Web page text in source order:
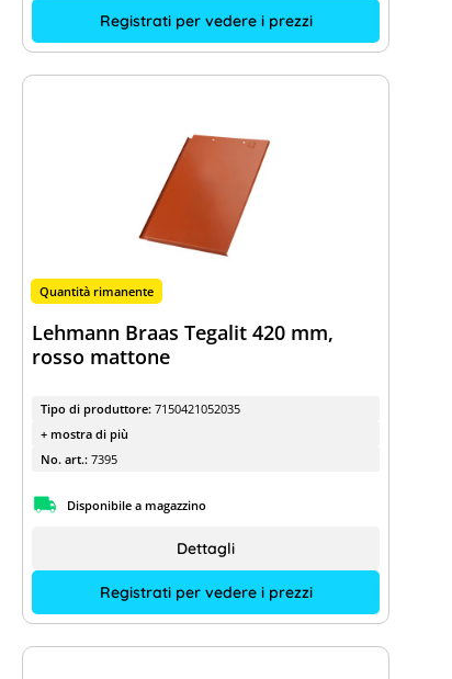
Registrati per vedere i prezzi
Quantità rimanente
Lehmann Braas Tegalit 420 mm,
rosso mattone
Tipo di produttore: 7150421052035
+ mostra di più
No. art.: 7395
Disponibile a magazzino
Registrati per vedere i prezzi
Dettagli